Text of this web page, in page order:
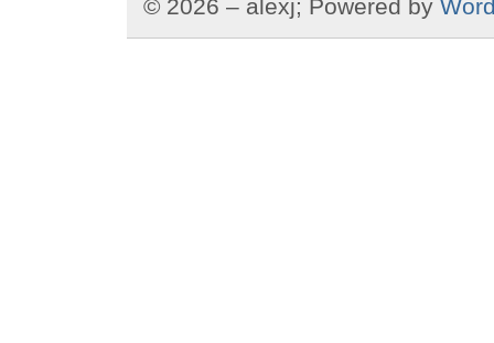
© 2026 – alexj; Powered by